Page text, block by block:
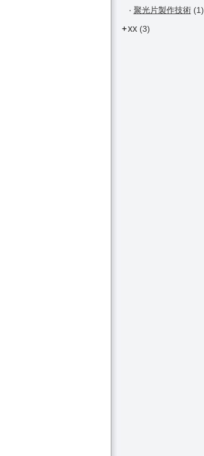
‧ 聚光片製作技術(1)
+xx(3)